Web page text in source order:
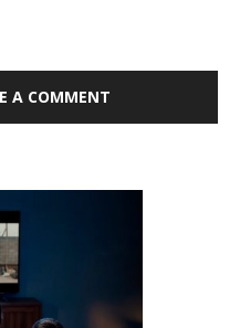
A COMMENT